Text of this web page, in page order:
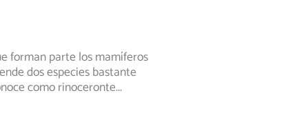
forman parte los mamíferos
dos especies bastante
como rinoceronte...